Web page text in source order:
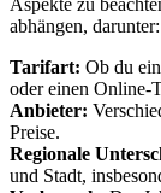
abhängen, darunter:
Tarifart: Ob du
oder einen Online-
Anbieter:
Preise.
Regionale
und Stadt,